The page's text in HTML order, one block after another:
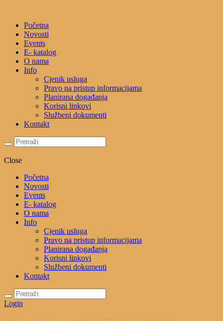
Početna
Novosti
Events
E- katalog
O nama
Info
Cjenik usluga
Pravo na pristup informacijama
Planirana događanja
Korisni linkovi
Službeni dokumenti
Kontakt
Close
Početna
Novosti
Events
E- katalog
O nama
Info
Cjenik usluga
Pravo na pristup informacijama
Planirana događanja
Korisni linkovi
Službeni dokumenti
Kontakt
Login